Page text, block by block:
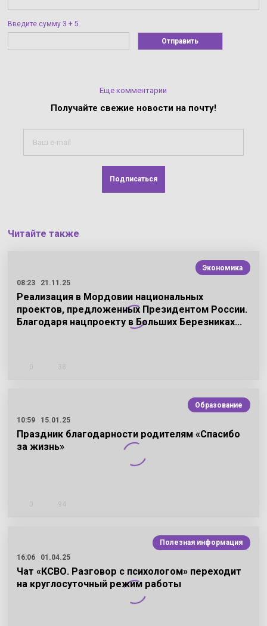
Введите сумму 3 + 5
Отправить
Еще комментарии
Получайте свежие новости на почту!
Подписаться
Читайте также
Экономика
08:23
21.11.25
Реализация в Мордовии национальных
проектов, предложенных Президентом России.
Благодаря нацпроекту в Больших Березниках…
Образование
10:59
15.01.25
Праздник благодарности родителям «Спасибо
за жизнь»
Полезная информация
16:06
01.04.25
Чат «КСВО. Разговор с психологом» переходит
на круглосуточный режим работы